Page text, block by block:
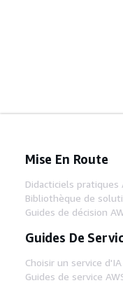
Mise En Route
Didacticiels pratiques
Bibliothèque de
Guides de décision
Guides De
Choisir un service
Guides de service